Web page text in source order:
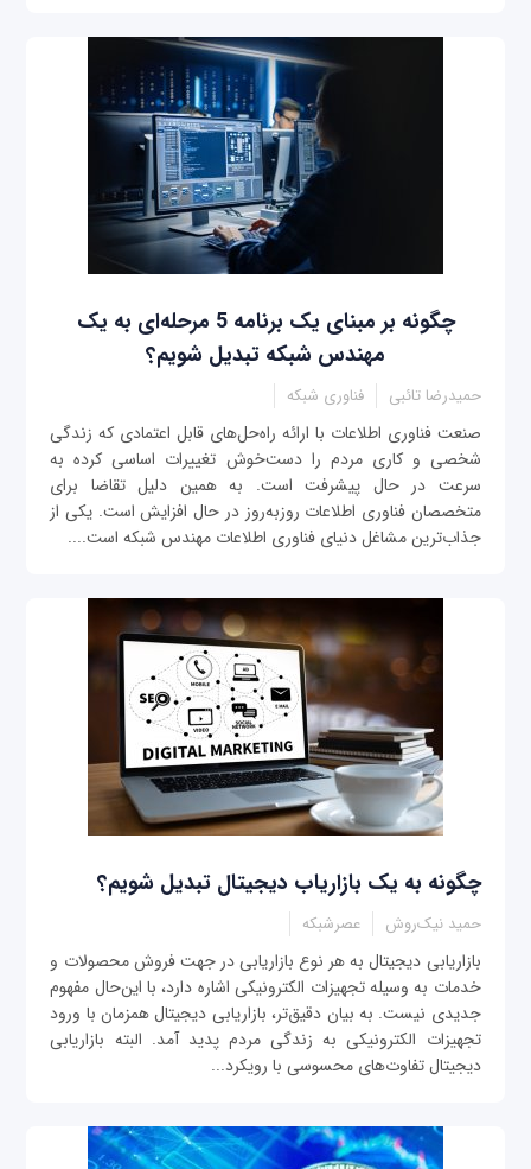
چگونه بر مبنای یک برنامه 5 مرحله‌ای به یک
مهندس شبکه تبدیل شویم؟
حمیدرضا تائبی فناوری شبکه
صنعت فناوری‌ اطلاعات با ارائه راه‌حل‌های قابل اعتمادی که زندگی
شخصی و کاری مردم را دست‌خوش تغییرات اساسی کرده به
سرعت در حال پیشرفت است. به همین دلیل تقاضا برای
متخصصان فناوری‌ اطلاعات روزبه‌روز در حال افزایش است. یکی از
جذاب‌ترین مشاغل دنیای فناوری‌ اطلاعات مهندس شبکه است....
چگونه به یک بازاریاب دیجیتال تبدیل شویم؟
حمید نیک‌روش عصرشبکه
بازاریابی دیجیتال به هر نوع بازاریابی در جهت فروش محصولات و
خدمات به وسیله تجهیزات الکترونیکی اشاره دارد، با این‌حال مفهوم
جدیدی نیست. به بیان دقیق‌تر، بازاریابی دیجیتال همزمان با ورود
تجهیزات الکترونیکی به زندگی مردم پدید آمد. البته بازاریابی
دیجیتال تفاوت‌های محسوسی با رویکرد...